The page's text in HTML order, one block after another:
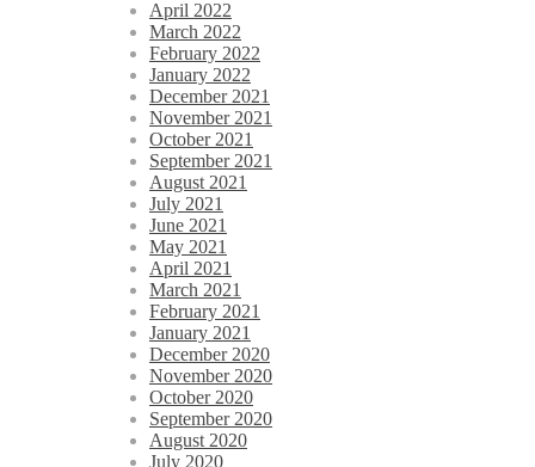
April 2022
March 2022
February 2022
January 2022
December 2021
November 2021
October 2021
September 2021
August 2021
July 2021
June 2021
May 2021
April 2021
March 2021
February 2021
January 2021
December 2020
November 2020
October 2020
September 2020
August 2020
July 2020